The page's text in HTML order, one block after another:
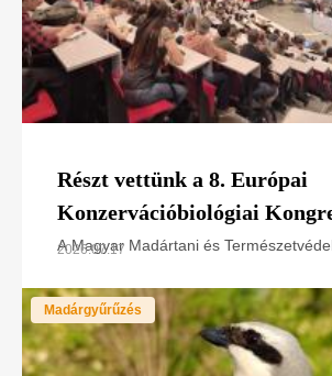
Részt vettünk a 8. Európai
Konzervációbiológiai
A Magyar Madártani és
tapasztalatait mutatta be az European
2026.07.17
Madárgyűrűzés